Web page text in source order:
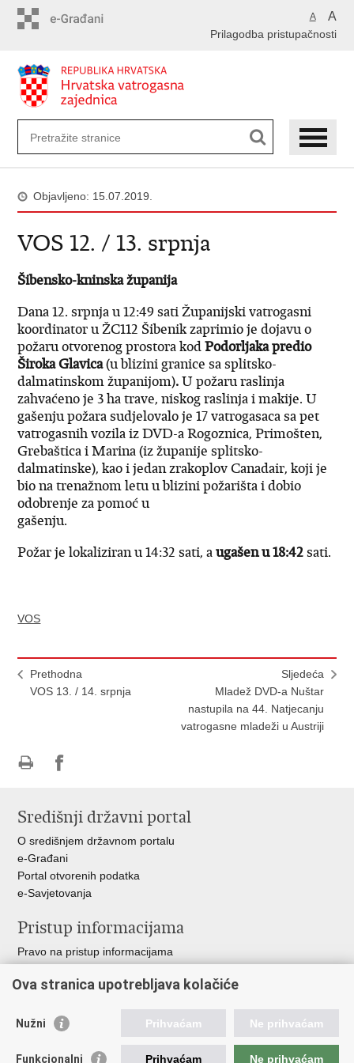
A A
Prilagodba pristupačnosti
Objavljeno: 15.07.2019.
VOS 12. / 13. srpnja
Šibensko-kninska županija
Dana 12. srpnja u 12:49 sati Županijski vatrogasni
koordinator u ŽC112 Šibenik zaprimio je dojavu o
požaru otvorenog prostora kodPodorljaka predio
Široka Glavica(u blizini granice sa splitsko-
dalmatinskom županijom).U požaru raslinja
zahvaćeno je 3 ha trave, niskog raslinja i makije. U
gašenju požara sudjelovalo je 17 vatrogasaca sa pet
vatrogasnih vozila iz DVD-a Rogoznica, Primošten,
Grebaštica i Marina (iz županije splitsko-
dalmatinske), kao i jedan zrakoplov Canadair, koji je
bio na trenažnom letu u blizini požarišta i dobio
odobrenje za pomoć u
gašenju.
Požar je lokaliziran u 14:32 sati, augašen u 18:42sati.
VOS
Prethodna
VOS 13. / 14. srpnja
Sljedeća
Mladež DVD-a Nuštar
nastupila na 44. Natjecanju
vatrogasne mladeži u Austriji
Facebooku
Središnji državni portal
O središnjem državnom portalu
e-Građani
Portal otvorenih podatka
e-Savjetovanja
Pristup informacijama
Pravo na pristup informacijama
Pozivi za žurnu pomoć
Važne poveznice
Ova stranica upotrebljava kolačiće
Nužni Prihvaćam Ne prihvaćam
Funkcionalni Prihvaćam Ne prihvaćam